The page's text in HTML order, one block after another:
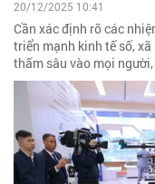
20/12/2025 10:41
Cần xác định rõ các
triển mạnh kinh tế số,
thấm sâu vào mọi